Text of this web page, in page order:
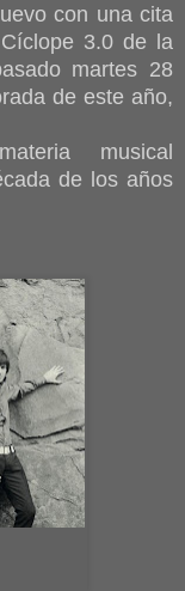
con una cita
3.0 de la
martes 28
de este año,
musical
de los años